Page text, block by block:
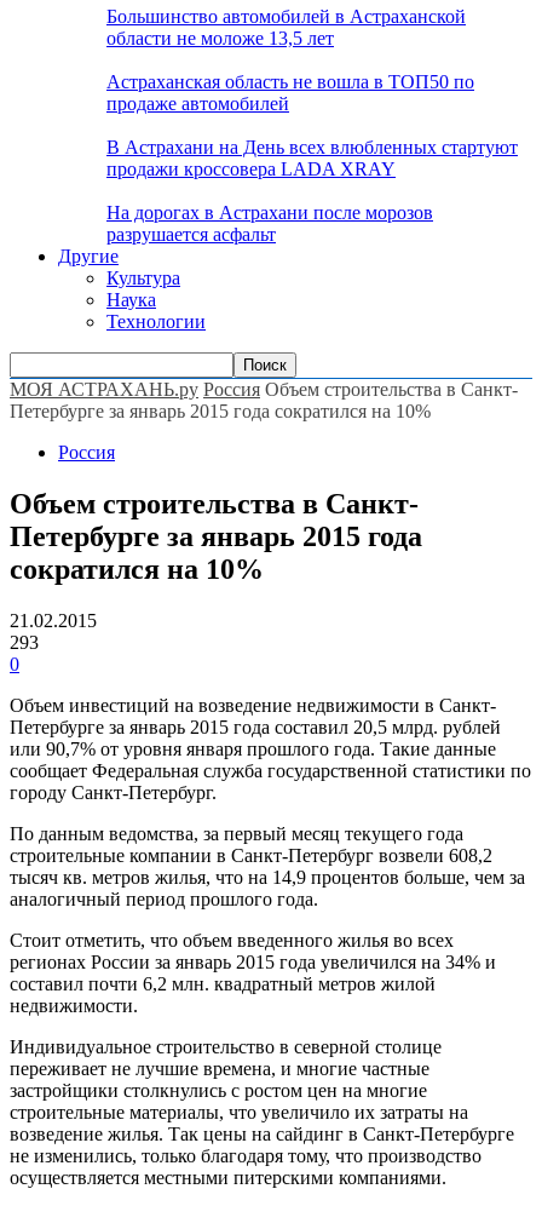
Большинство автомобилей в Астраханской
области не моложе 13,5 лет
Астраханская область не вошла в ТОП50 по
продаже автомобилей
В Астрахани на День всех влюбленных стартуют
продажи кроссовера LADA XRAY
На дорогах в Астрахани после морозов
разрушается асфальт
Другие
Культура
Наука
Технологии
МОЯ АСТРАХАНЬ.ру Россия Объем строительства в Санкт-
Петербурге за январь 2015 года сократился на 10%
Россия
Объем строительства в Санкт-
Петербурге за январь 2015 года
сократился на 10%
21.02.2015
293
0
Объем инвестиций на возведение недвижимости в Санкт-
Петербурге за январь 2015 года составил 20,5 млрд. рублей
или 90,7% от уровня января прошлого года. Такие данные
сообщает Федеральная служба государственной статистики по
городу Санкт-Петербург.
По данным ведомства, за первый месяц текущего года
строительные компании в Санкт-Петербург возвели 608,2
тысяч кв. метров жилья, что на 14,9 процентов больше, чем за
аналогичный период прошлого года.
Стоит отметить, что объем введенного жилья во всех
регионах России за январь 2015 года увеличился на 34% и
составил почти 6,2 млн. квадратный метров жилой
недвижимости.
Индивидуальное строительство в северной столице
переживает не лучшие времена, и многие частные
застройщики столкнулись с ростом цен на многие
строительные материалы, что увеличило их затраты на
возведение жилья. Так цены на сайдинг в Санкт-Петербурге
не изменились, только благодаря тому, что производство
осуществляется местными питерскими компаниями.